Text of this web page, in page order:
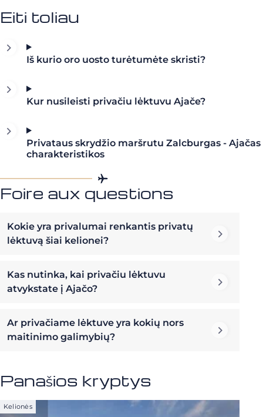
Eiti toliau
Iš kurio oro uosto turėtumėte skristi?
Kur nusileisti privačiu lėktuvu Ajače?
Privataus skrydžio maršrutu Zalcburgas - Ajačas
charakteristikos
Foire aux questions
Kokie yra privalumai renkantis privatų
lėktuvą šiai kelionei?
Kas nutinka, kai privačiu lėktuvu
atvykstate į Ajačo?
Ar privačiame lėktuve yra kokių nors
maitinimo galimybių?
Panašios kryptys
Kelionės